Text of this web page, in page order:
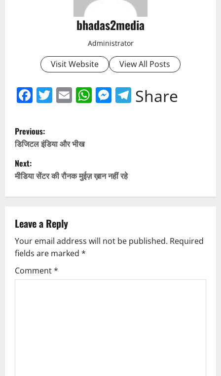
bhadas2media
Administrator
Visit Website View All Posts
Facebook
Twitter
EmailWhatsApp
Messenger
Telegram
Share
P
o
s
a
v
i
Previous:
डिजिटल इंडिया और भीख
Next:
मीडिया सेंटर की रौनक मुईज़ ख़ान नहीं रहे
Leave a Reply
Your email address will not be published. Required
fields are marked *
Comment*